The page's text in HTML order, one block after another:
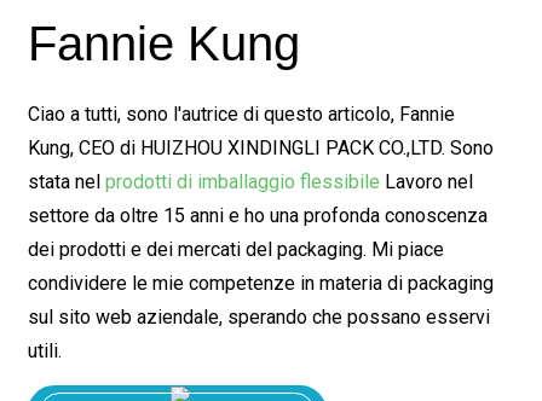
Fannie Kung
Ciao a tutti, sono l'autrice di questo articolo, Fannie
Kung, CEO di HUIZHOU XINDINGLI PACK CO.,LTD. Sono
stata nel prodotti di imballaggio flessibile Lavoro nel
settore da oltre 15 anni e ho una profonda conoscenza
dei prodotti e dei mercati del packaging. Mi piace
condividere le mie competenze in materia di packaging
sul sito web aziendale, sperando che possano esservi
utili.